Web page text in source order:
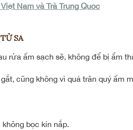
Nam và Trà Trung Quốc
SA
rửa ấm sạch sẽ, không để bị ẩm
cũng không vì quá trân quý ấm
bọc kín nắp.